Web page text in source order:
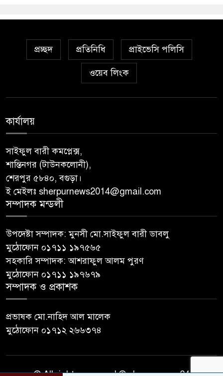
প্রচ্ছদ প্রতিনিধি প্রাইভেসি পলিসি
ওয়েব লিংক
কার্যালয়
সাইফুল বারী কমপ্লেক্স,
শান্তিনগর (টাউনকলোনী),
শেরপুর ৫৮৪০, বগুড়া।
ই মেইলঃ sherpurnews2014@gmail.com
সম্পাদক মন্ডলী
উপদেষ্টা সম্পাদক: মুনসী মো.সাইফুল বারী ডাবলু
মুঠোফোন ০১৭১১ ১৯৭৫৬৫
সহকারি সম্পাদক: আশরাফুল আলম পুরণ
মুঠোফোন ০১৭১১ ১৯৭৬৭৯
সম্পাদক ও প্রকাশক
প্রভাষক মো.নাহিদ আল মালেক
মুঠোফোন ০১৭১২ ২৬৬৩৭৪